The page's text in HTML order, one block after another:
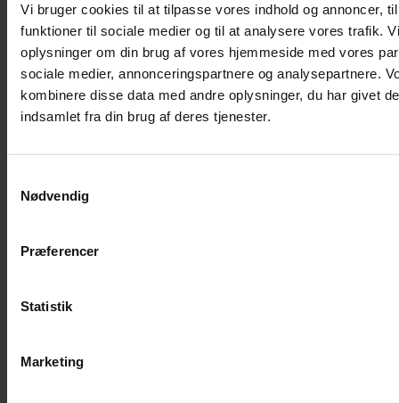
Vi bruger cookies til at tilpasse vores indhold og annoncer,
funktioner til sociale medier og til at analysere vores trafik.
oplysninger om din brug af vores hjemmeside med vores
sociale medier, annonceringspartnere og analysepartnere.
kombinere disse data med andre oplysninger, du har givet
indsamlet fra din brug af deres tjenester.
Nødvendig
Præferencer
Statistik
Marketing
Rottebur
Marsvinebur
Løbegård
Overdækning løbegård
Indretning til bure